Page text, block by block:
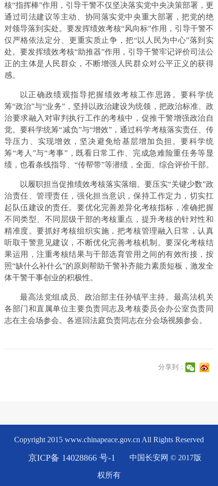
核“指挥棒”作用，引导干警不仅坚决落实党中央决策部署，更
通过司法建议等主动、协同落实党中央重大部署，把党的绝
对领导落到实处。要发挥绩效考核“风向标”作用，引导干警不
仅严格依法定分、更重实质止争，把“以人民为中心”落到实
处。要发挥绩效考核“助推器”作用，引导干警牢记评价司法公
正的主体是人民群众，不断增强人民群众对公平正义的获得
感。
以正确政绩观指导把握绩效考核工作思路。要科学统
筹“政治”与“业务”，坚持以政治建设为统领，把政治标准、政
治要求融入对审判执行工作的考核中，促推干警增强政治自
觉。要科学统筹“减负”与“增效”，通过科学考核落实责任、传
导压力、实现增效，坚决避免给基层增加负担。要科学统
筹“考人”与“考事”，既看日常工作、完成急难险重任务等显
绩，也看条线指导、“传帮带”等潜绩，全面、综合评价干部。
以履职担当促推绩效考核落实落细。要压实“关键少数”政
治责任、管理责任，强化担当意识，保持工作定力，切实扛
起队伍建设的责任。要优化完善差异化考核指标，准确把握
不同类型、不同层级干部的考核重点，提升考核的针对性和
精准度。要抓好考核组织实施，把考核管理融入日常，认真
听取干警意见建议，不断优化完善考核机制。要深化考核结
果运用，注重考核结果与干部选育管用之间的有效衔接，按
照“缺什么补什么”的原则帮助干警补齐能力素质短板，激发全
体干警干事创业的积极性。
最高法党组成员、政治部主任孙镇平主持。最高法机关
各部门和直属单位主要负责同志及考核委员会办公室负责同
志在主会场参会。各巡回法庭负责同志在分会场视频参会。
分享到：
Copyright 2015 www.chinapeace.gov.cn All Rights Reserved
京ICP备 14028866 号-1 中国长安网 © 2017版
权所有